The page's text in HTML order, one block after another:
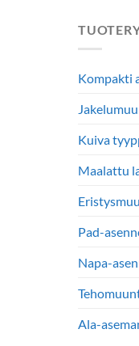
Kompakti
Kuiva
Maalattu
Pad-
Napa-
Ala-